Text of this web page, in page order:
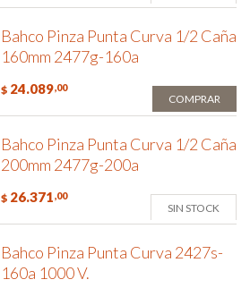
Bahco Pinza Punta Curva 1/2 Caña
160mm 2477g-160a
$ 24.089,00
COMPRAR
Bahco Pinza Punta Curva 1/2 Caña
200mm 2477g-200a
$ 26.371,00
SIN STOCK
Bahco Pinza Punta Curva 2427s-
160a 1000 V.